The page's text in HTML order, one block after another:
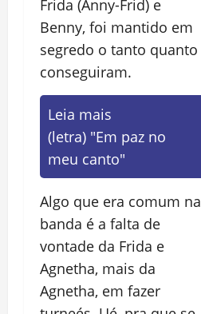
Frida (Anny-Frid) e
Benny, foi mantido em
segredo o tanto quanto
conseguiram.
Leia mais
(letra) "Em paz no
meu canto"
Algo que era comum na
banda é a falta de
vontade da Frida e
Agnetha, mais da
Agnetha, em fazer